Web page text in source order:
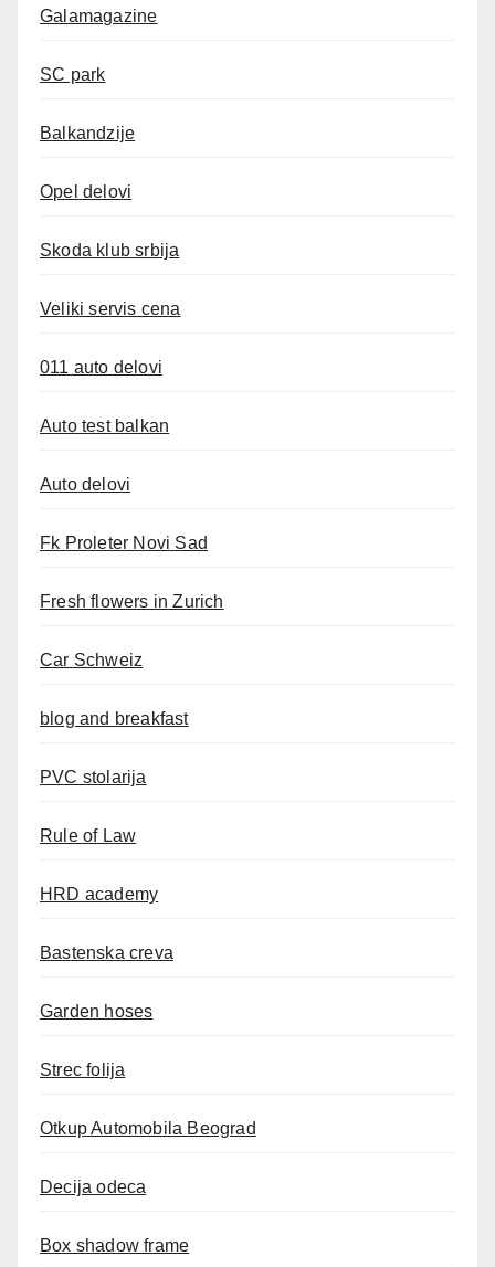
Galamagazine
SC park
Balkandzije
Opel delovi
Skoda klub srbija
Veliki servis cena
011 auto delovi
Auto test balkan
Auto delovi
Fk Proleter Novi Sad
Fresh flowers in Zurich
Car Schweiz
blog and breakfast
PVC stolarija
Rule of Law
HRD academy
Bastenska creva
Garden hoses
Strec folija
Otkup Automobila Beograd
Decija odeca
Box shadow frame